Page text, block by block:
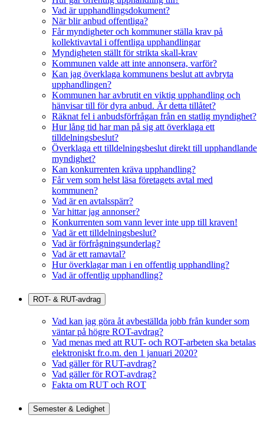
Vad är upphandlingsdokument?
När blir anbud offentliga?
Får myndigheter och kommuner ställa krav på
kollektivavtal i offentliga upphandlingar
Myndigheten ställt för strikta skall-krav
Kommunen valde att inte annonsera, varför?
Kan jag överklaga kommunens beslut att avbryta
upphandlingen?
Kommunen har avbrutit en viktig upphandling och
hänvisar till för dyra anbud. Är detta tillåtet?
Räknat fel i anbudsförfrågan från en statlig myndighet?
Hur lång tid har man på sig att överklaga ett
tilldelningsbeslut?
Överklaga ett tilldelningsbeslut direkt till upphandlande
myndighet?
Kan konkurrenten kräva upphandling?
Får vem som helst läsa företagets avtal med
kommunen?
Vad är en avtalsspärr?
Var hittar jag annonser?
Konkurrenten som vann lever inte upp till kraven!
Vad är ett tilldelningsbeslut?
Vad är förfrågningsunderlag?
Vad är ett ramavtal?
Hur överklagar man i en offentlig upphandling?
Vad är offentlig upphandling?
ROT- & RUT-avdrag
Vad kan jag göra åt avbeställda jobb från kunder som
väntar på högre ROT-avdrag?
Vad menas med att RUT- och ROT-arbeten ska betalas
elektroniskt fr.o.m. den 1 januari 2020?
Vad gäller för RUT-avdrag?
Vad gäller för ROT-avdrag?
Fakta om RUT och ROT
Semester & Ledighet